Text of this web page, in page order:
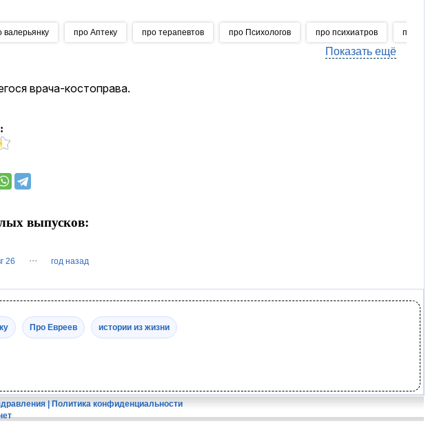
валерьянку про Аптеку про терапевтов про Психологов про психиатров про
Показать ещё
врача-костоправа.
выпусков:
26 ··· год назад
Про Евреев истории из жизни
| Политика конфиденциальности